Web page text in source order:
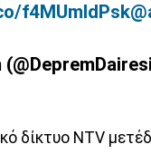
f4MUmldPsk
δίκτυο NTV